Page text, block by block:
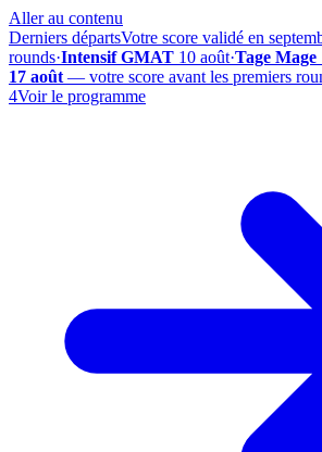
Aller au contenu
Derniers départsVotre score validé en
rounds·Intensif GMAT 10 août·Tage Mage
17 août — votre score avant les premiers
4Voir le programme